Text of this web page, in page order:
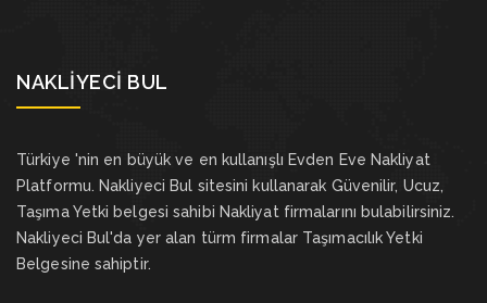
NAKLIYECI BUL
Türkiye 'nin en büyük ve en kullanışlı Evden Eve Nakliyat
Platformu. Nakliyeci Bul sitesini kullanarak Güvenilir, Ucuz,
Taşıma Yetki belgesi sahibi Nakliyat firmalarını bulabilirsiniz.
Nakliyeci Bul'da yer alan türm firmalar Taşımacılık Yetki
Belgesine sahiptir.